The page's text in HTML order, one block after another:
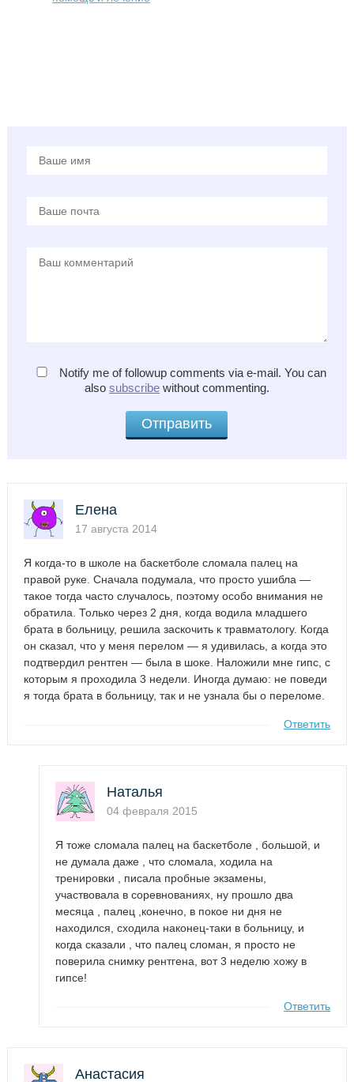
Notify me of followup comments via e-mail. You can
also subscribewithout commenting.
Елена
17 августа 2014
Я когда-то в школе на баскетболе сломала палец на
правой руке. Сначала подумала, что просто ушибла —
такое тогда часто случалось, поэтому особо внимания не
обратила. Только через 2 дня, когда водила младшего
брата в больницу, решила заскочить к травматологу. Когда
он сказал, что у меня перелом — я удивилась, а когда это
подтвердил рентген — была в шоке. Наложили мне гипс, с
которым я проходила 3 недели. Иногда думаю: не поведи
я тогда брата в больницу, так и не узнала бы о переломе.
Ответить
Наталья
04 февраля 2015
Я тоже сломала палец на баскетболе , большой, и
не думала даже , что сломала, ходила на
тренировки , писала пробные экзамены,
участвовала в соревнованиях, ну прошло два
месяца , палец ,конечно, в покое ни дня не
находился, сходила наконец-таки в больницу, и
когда сказали , что палец сломан, я просто не
поверила снимку рентгена, вот 3 неделю хожу в
гипсе!
Ответить
Анастасия